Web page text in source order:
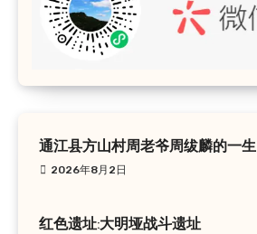
通江县方山村周老爷周绂麟的一生
2026年8月2日
红色遗址:大明垭战斗遗址